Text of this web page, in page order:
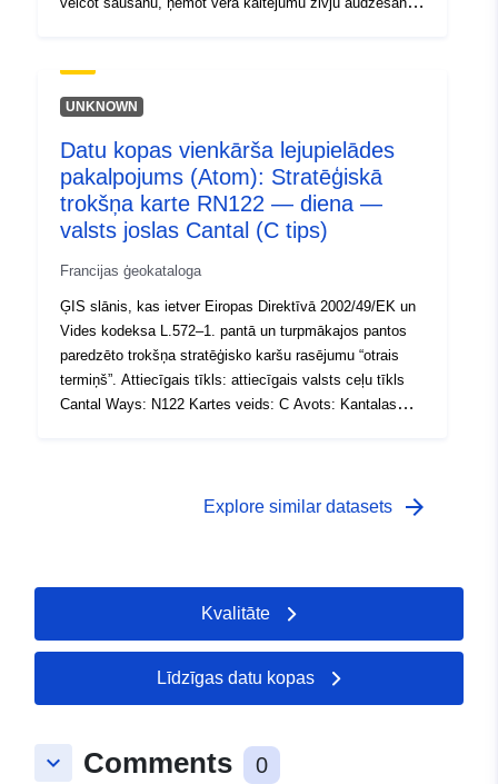
UNKNOWN
Datu kopas vienkārša lejupielādes
pakalpojums (Atom): Stratēģiskā
trokšņa karte RN122 — diena —
valsts joslas Cantal (C tips)
Francijas ģeokataloga
ĢIS slānis, kas ietver Eiropas Direktīvā 2002/49/EK un
Vides kodeksa L.572–1. pantā un turpmākajos pantos
paredzēto trokšņa stratēģisko karšu rasējumu “otrais
termiņš”. Attiecīgais tīkls: attiecīgais valsts ceļu tīkls
Cantal Ways: N122 Kartes veids: C Avots: Kantalas
Explore similar datasets arrow_forward
Kvalitāte
Līdzīgas datu kopas
keyboard_arrow_down Comments 0